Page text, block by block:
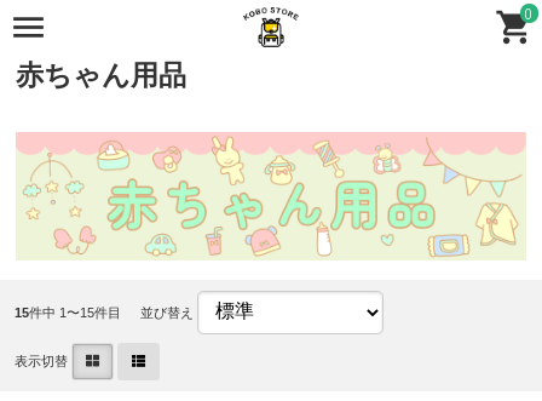
0
全商品
赤ちゃん用品
15件中 1〜15件目 並び替え
表示切替